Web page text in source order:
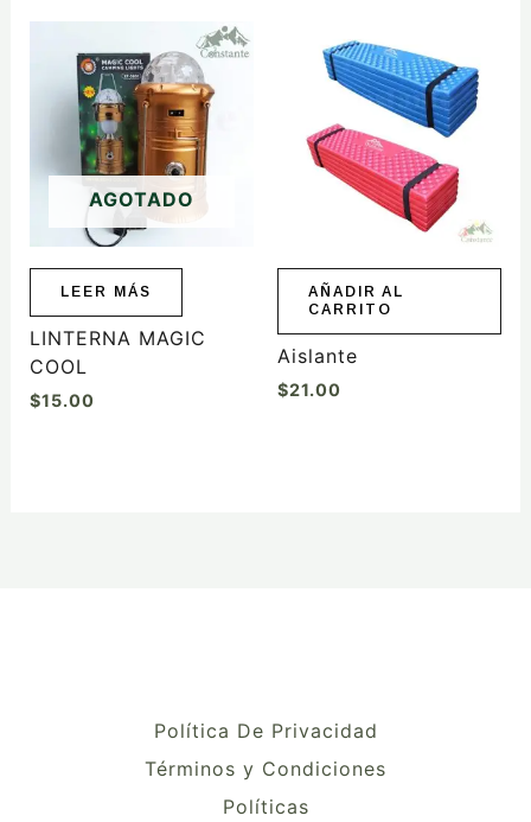
AGOTADO
LEER MÁS
LINTERNA MAGIC
COOL
$15.00
AÑADIR AL
CARRITO
Aislante
$21.00
Política De Privacidad
Términos y Condiciones
Políticas